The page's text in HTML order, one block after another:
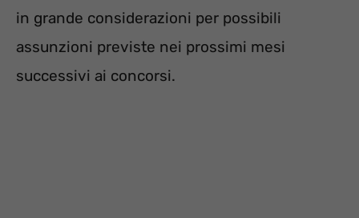
in grande considerazioni per possibili
assunzioni previste nei prossimi mesi
successivi ai concorsi.